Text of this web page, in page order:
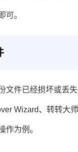
可。
文件已经损坏或丢
Wizard、转转大
作为例。